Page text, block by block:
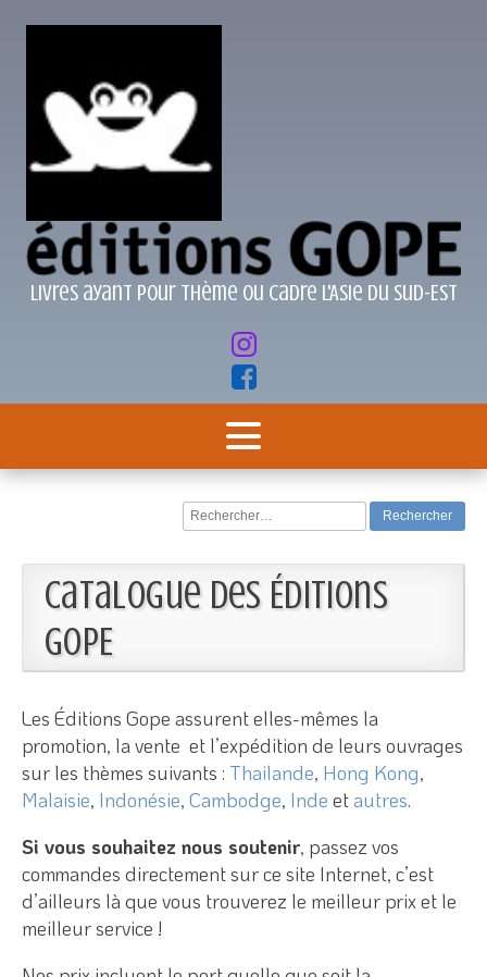
Livres ayant pour thème ou cadre l'Asie du Sud-Est
Rechercher :
Catalogue des Éditions
GOPE
Les Éditions Gope assurent elles-mêmes la
promotion, la vente et l’expédition de leurs ouvrages
sur les thèmes suivants : Thailande, Hong Kong,
Malaisie, Indonésie, Cambodge, Inde et autres.
Si vous souhaitez nous soutenir, passez vos
commandes directement sur ce site Internet, c’est
d’ailleurs là que vous trouverez le meilleur prix et le
meilleur service !